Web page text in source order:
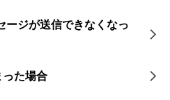
ジが送信できなくなっ
った場合